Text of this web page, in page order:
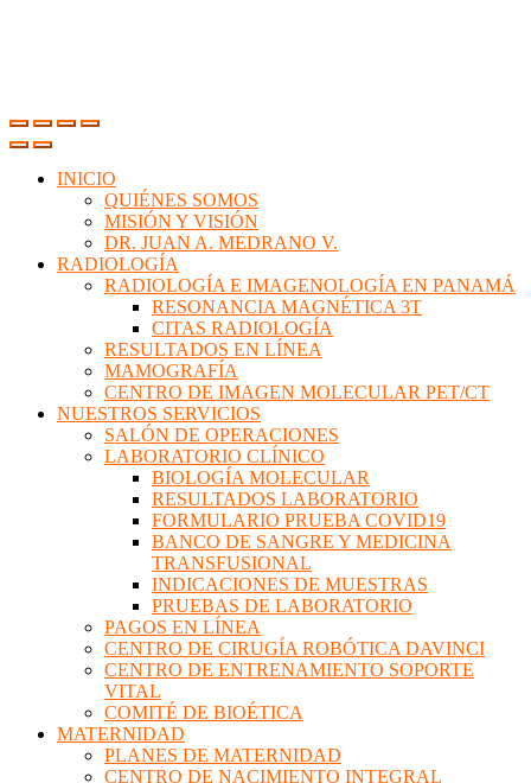
INICIO
QUIÉNES SOMOS
MISIÓN Y VISIÓN
DR. JUAN A. MEDRANO V.
RADIOLOGÍA
RADIOLOGÍA E IMAGENOLOGÍA EN PANAMÁ
RESONANCIA MAGNÉTICA 3T
CITAS RADIOLOGÍA
RESULTADOS EN LÍNEA
MAMOGRAFÍA
CENTRO DE IMAGEN MOLECULAR PET/CT
NUESTROS SERVICIOS
SALÓN DE OPERACIONES
LABORATORIO CLÍNICO
BIOLOGÍA MOLECULAR
RESULTADOS LABORATORIO
FORMULARIO PRUEBA COVID19
BANCO DE SANGRE Y MEDICINA
TRANSFUSIONAL
INDICACIONES DE MUESTRAS
PRUEBAS DE LABORATORIO
PAGOS EN LÍNEA
CENTRO DE CIRUGÍA ROBÓTICA DAVINCI
CENTRO DE ENTRENAMIENTO SOPORTE
VITAL
COMITÉ DE BIOÉTICA
MATERNIDAD
PLANES DE MATERNIDAD
CENTRO DE NACIMIENTO INTEGRAL